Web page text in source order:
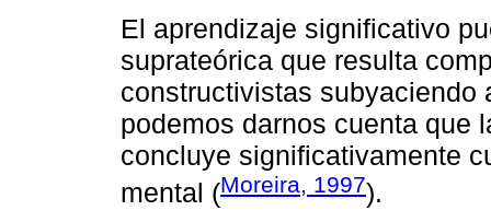
El aprendizaje significativo
suprateórica que resulta
constructivistas subyaciendo
podemos darnos cuenta que
concluye significativamente
mental (Moreira, 1997).